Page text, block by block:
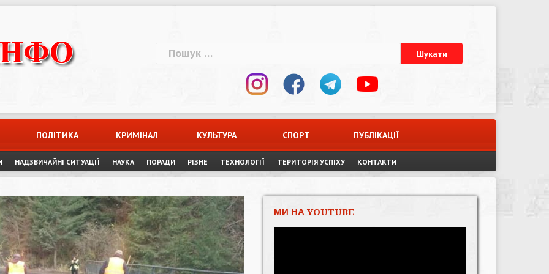
Пошук:
ПОЛІТИКА КРИМІНАЛ КУЛЬТУРА СПОРТ ПУБЛІКАЦІЇ
НАДЗВИЧАЙНІ СИТУАЦІЇ НАУКА ПОРАДИ РІЗНЕ ТЕХНОЛОГІЇ ТЕРИТОРІЯ УСПІХУ КОНТАКТИ
МИ НА YOUTUBE